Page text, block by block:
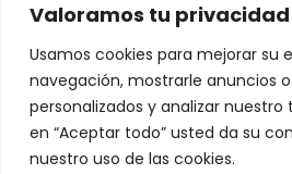
Valoramos tu privacidad
Usamos cookies para mejorar su
navegación, mostrarle anuncios
personalizados y analizar
en “Aceptar todo” usted da su
nuestro uso de las cookies.
Cultura
Educación
Eventos
Trabajo